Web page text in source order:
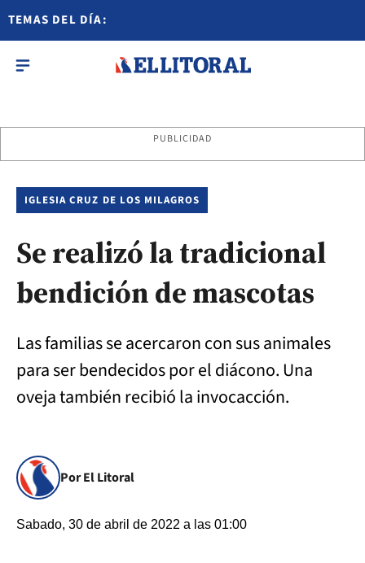
TEMAS DEL DÍA:
PUBLICIDAD
IGLESIA CRUZ DE LOS MILAGROS
Se realizó la tradicional
bendición de mascotas
Las familias se acercaron con sus animales
para ser bendecidos por el diácono. Una
oveja también recibió la invocacción.
Por El Litoral
Sabado, 30 de abril de 2022 a las 01:00